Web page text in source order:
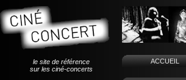
le site de référence
sur les ciné-concerts
ACCUEIL